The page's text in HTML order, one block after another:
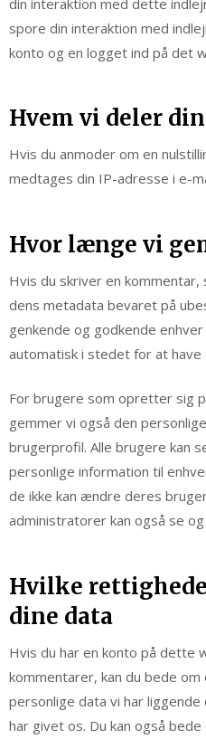
spore din interaktion med
konto og en logget ind på det
Hvem vi deler
Hvis du anmoder om en
medtages din IP-adresse i e-
Hvor længe vi
Hvis du skriver en
dens metadata bevaret på
genkende og godkende
automatisk i stedet for at have
For brugere som opretter sig
gemmer vi også den
brugerprofil. Alle brugere kan
personlige information til
de ikke kan ændre deres
administratorer kan også se
Hvilke
dine data
Hvis du har en konto på dette
kommentarer, kan du bede
personlige data vi har
har givet os. Du kan også